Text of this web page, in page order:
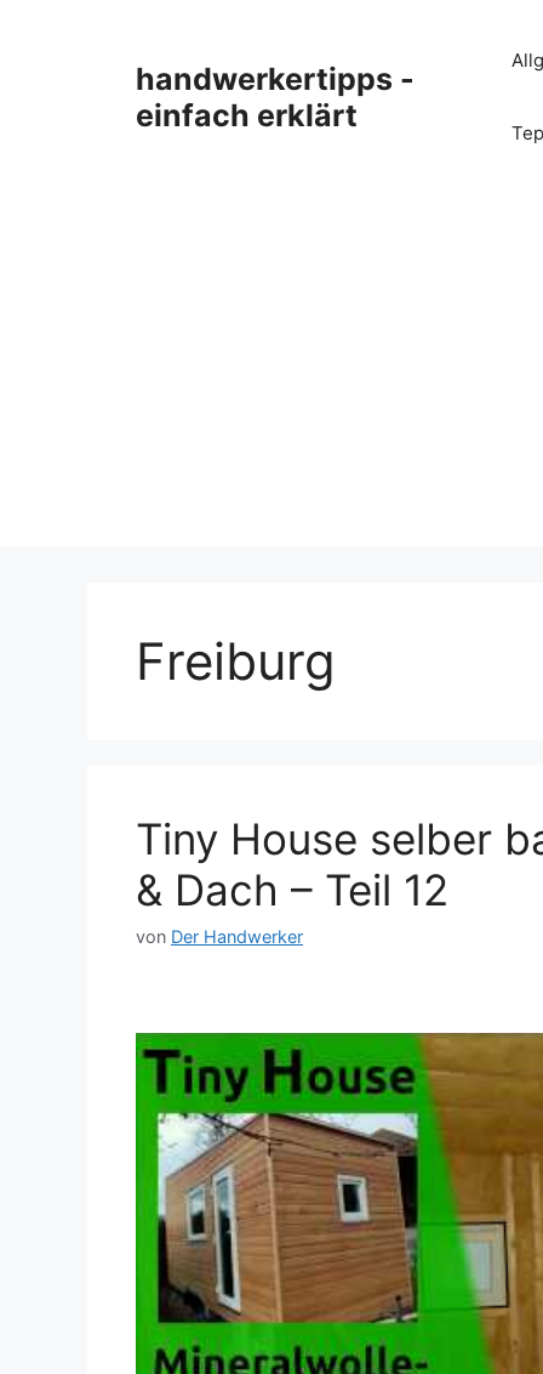
handwerkertipps -
einfach erklärt
Freiburg
Tiny House selber
& Dach – Teil 12
von Der Handwerker
Dieses Video auf YouTube ansehen